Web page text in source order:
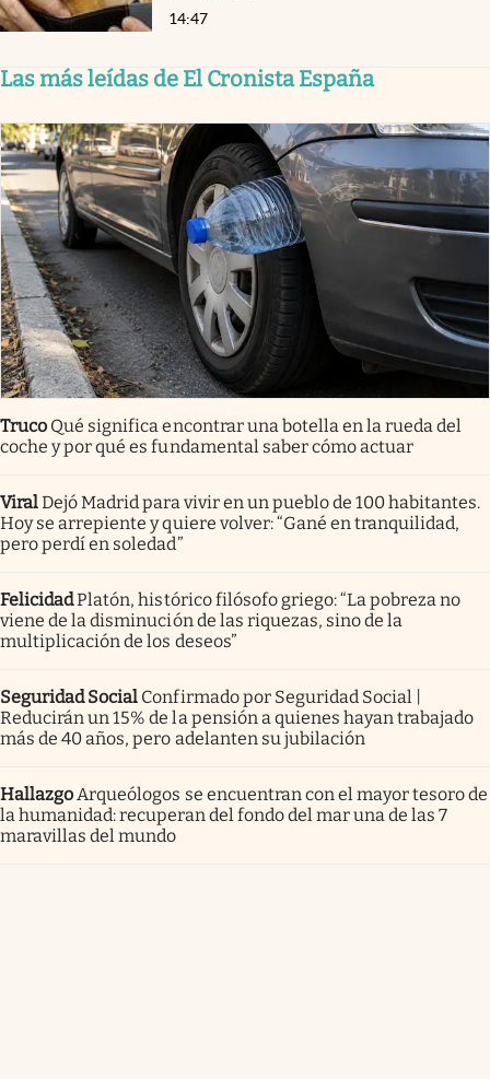
14:47
Las más leídas de El Cronista España
Truco Qué significa encontrar una botella en la rueda del
coche y por qué es fundamental saber cómo actuar
ViralDejó Madrid para vivir en un pueblo de 100 habitantes.
Hoy se arrepiente y quiere volver: “Gané en tranquilidad,
pero perdí en soledad”
FelicidadPlatón, histórico filósofo griego: “La pobreza no
viene de la disminución de las riquezas, sino de la
multiplicación de los deseos”
Seguridad Social Confirmado por Seguridad Social |
Reducirán un 15% de la pensión a quienes hayan trabajado
más de 40 años, pero adelanten su jubilación
Hallazgo Arqueólogos se encuentran con el mayor tesoro de
la humanidad: recuperan del fondo del mar una de las 7
maravillas del mundo